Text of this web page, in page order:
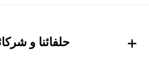
حلفائنا و